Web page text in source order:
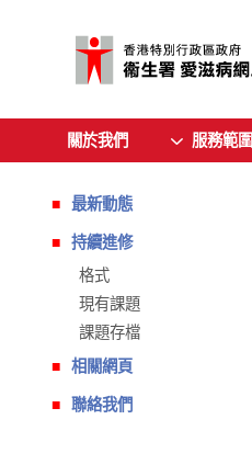
關於我們 服務範圍
最新動態
持續進修
格式
現有課題
課題存檔
相關網頁
聯絡我們